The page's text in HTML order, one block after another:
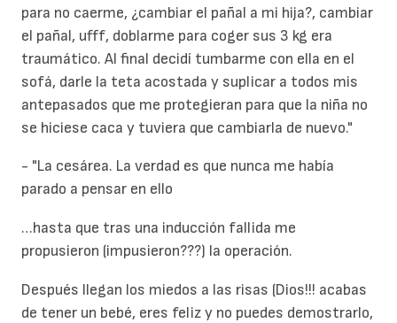
para no caerme, ¿cambiar el pañal a mi hija?, cambiar
el pañal, ufff, doblarme para coger sus 3 kg era
traumático. Al final decidí tumbarme con ella en el
sofá, darle la teta acostada y suplicar a todos mis
antepasados que me protegieran para que la niña no
se hiciese caca y tuviera que cambiarla de nuevo."
- "La cesárea. La verdad es que nunca me había
parado a pensar en ello
…hasta que tras una inducción fallida me
propusieron (impusieron???) la operación.
Después llegan los miedos a las risas (Dios!!! acabas
de tener un bebé, eres feliz y no puedes demostrarlo,